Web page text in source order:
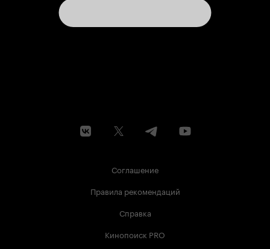
Соглашение
Правила рекомендаций
Справка
Кинопоиск PRO